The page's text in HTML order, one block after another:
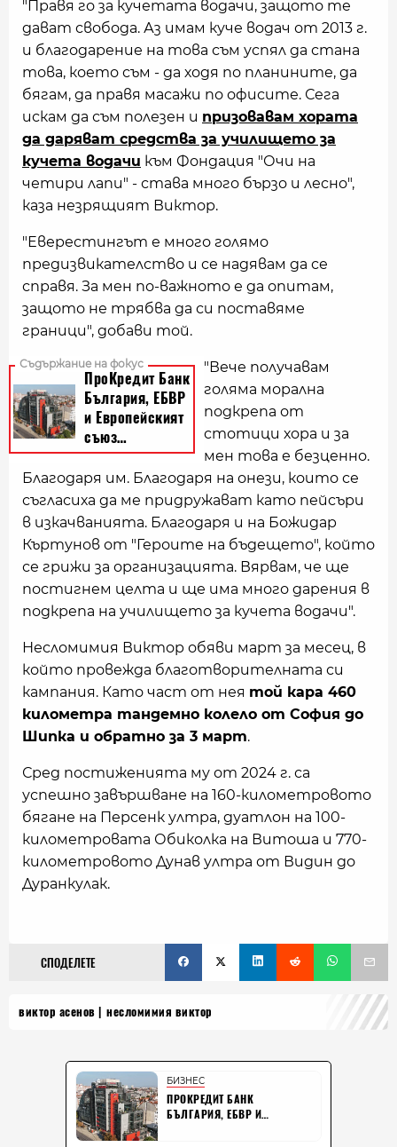
"Правя го за кучетата водачи, защото те
дават свобода. Аз имам куче водач от 2013 г.
и благодарение на това съм успял да стана
това, което съм - да ходя по планините, да
бягам, да правя масажи по офисите. Сега
искам да съм полезен и призовавам хората
да даряват средства за училището за
кучета водачи към Фондация "Очи на
четири лапи" - става много бързо и лесно",
каза незрящият Виктор.
"Еверестингът е много голямо
предизвикателство и се надявам да се
справя. За мен по-важното е да опитам,
защото не трябва да си поставяме
граници", добави той.
"Вече получавам
голяма морална
подкрепа от
стотици хора и за
мен това е безценно.
Благодаря им. Благодаря на онези, които се
съгласиха да ме придружават като пейсъри
в изкачванията. Благодаря и на Божидар
Къртунов от "Героите на бъдещето", който
се грижи за организацията. Вярвам, че ще
постигнем целта и ще има много дарения в
подкрепа на училището за кучета водачи".
Несломимия Виктор обяви март за месец, в
който провежда благотворителната си
кампания. Като част от нея той кара 460
километра тандемно колело от София до
Шипка и обратно за 3 март.
Сред постиженията му от 2024 г. са
успешно завършване на 160-километровото
бягане на Персенк ултра, дуатлон на 100-
километровата Обиколка на Витоша и 770-
километровото Дунав ултра от Видин до
Дуранкулак.
СПОДЕЛЕТЕ
виктор асенов несломимия виктор